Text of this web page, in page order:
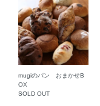
mugiのパン おまかせB
OX
SOLD OUT